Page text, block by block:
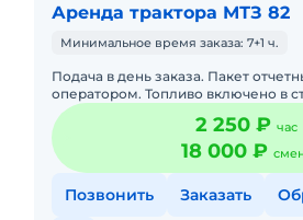
Аренда трактора МТЗ 82
Минимальное время заказа: 7+1 ч.
Подача в день заказа. Пакет
оператором. Топливо включено в
Долгосрочная аренда.
с малой наработк
2 250 ₽ час
18 000 ₽
Позвонить Заказать